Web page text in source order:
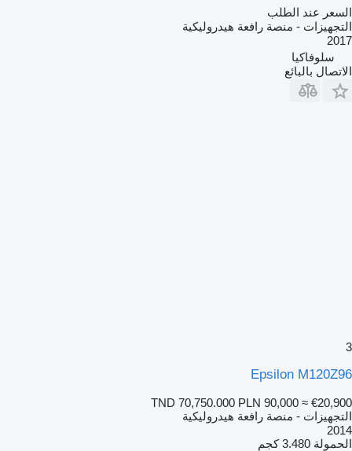
السعر عند الطلب
التجهيزات - منصة رافعة هيدروليكية
2017
سلوفاكيا
الاتصال بالبائع
3
Epsilon M120Z96
TND 70,750.000 PLN 90,000 ≈ €20,900
التجهيزات - منصة رافعة هيدروليكية
2014
الحمولة 3.480 كجم